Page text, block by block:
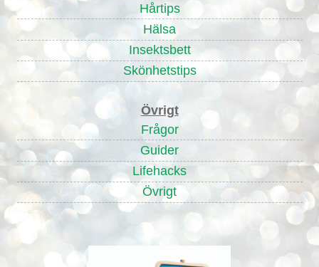
Hårtips
Hälsa
Insektsbett
Skönhetstips
Övrigt
Frågor
Guider
Lifehacks
Övrigt